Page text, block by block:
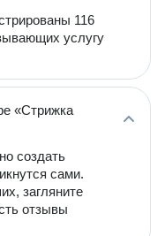
116
услугу
«Стрижка
создать
сами.
загляните
отзывы